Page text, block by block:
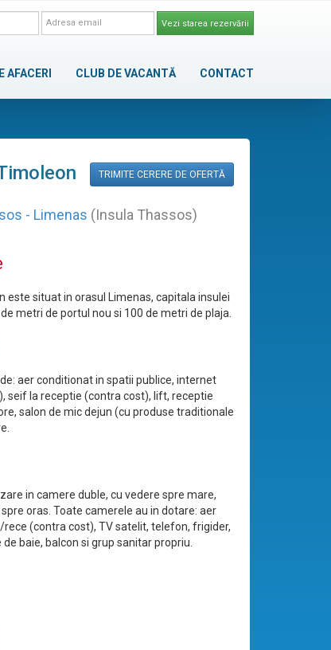
Vezi starea rezervării
AFACERI CLUB DE VACANTĂ CONTACT
TRIMITE CERERE DE OFERTĂ
- Limenas (Insula Thassos)
este situat in orasul Limenas, capitala insulei
metri de portul nou si 100 de metri de plaja.
aer conditionat in spatii publice, internet
seif la receptie (contra cost), lift, receptie
salon de mic dejun (cu produse traditionale
in camere duble, cu vedere spre mare,
oras. Toate camerele au in dotare: aer
(contra cost), TV satelit, telefon, frigider,
baie, balcon si grup sanitar propriu.